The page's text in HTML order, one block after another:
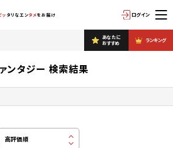
ッ タリなエンタメをお届け ログイン
あなたに
おすすめ
ランキング
ンタジー 検索結果